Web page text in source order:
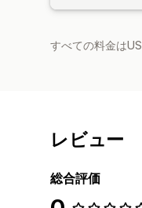
すべての料金は
レビュー
総合評価